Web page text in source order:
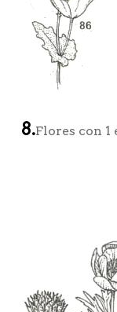
8.Flores con 1